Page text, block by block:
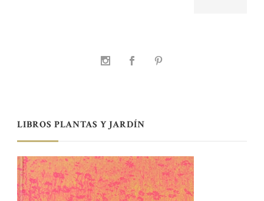
LIBROS PLANTAS Y JARDÍN